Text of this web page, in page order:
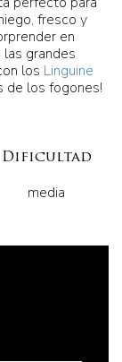
fresco y
en
grandes
los Linguine
de los fogones!
Dificultad
media